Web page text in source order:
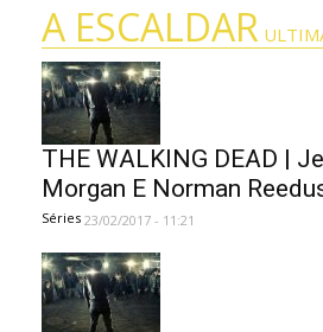
A ESCALDAR
THE WALKING DEAD |
Morgan E Norman
Séries 23/02/2017 - 11:21